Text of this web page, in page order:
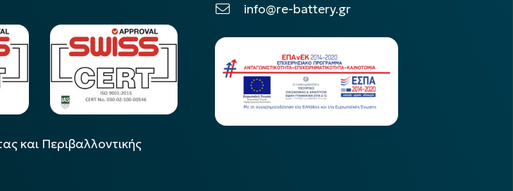
και Περιβαλλοντικής
info@re-battery.gr